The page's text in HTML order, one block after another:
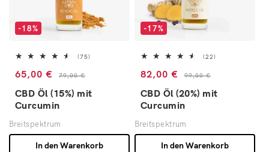
-18%
(75)75 Bewertungen insgesamt
Verkaufspreis
65,00 € Normaler Preis
79,00 €
CBD Öl (15%) mit
Curcumin
Breitspektrum
In den Warenkorb
-17%
(22)22 Bewertungen
Verkaufspreis
82,00 € Normaler Preis
99,00 €
CBD Öl (20%) mit
Curcumin
Breitspektrum
In den Warenkorb